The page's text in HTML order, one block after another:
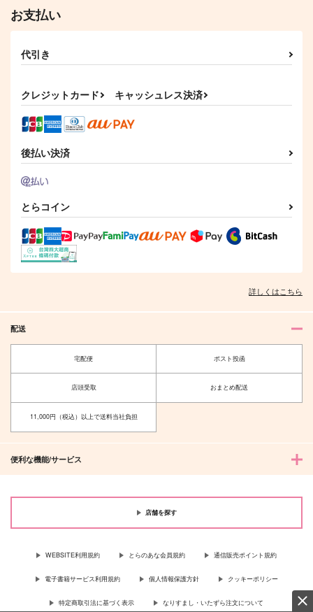
お支払い
代引き
クレジットカード キャッシュレス決済
後払い決済
とらコイン
詳しくはこちら
配送
宅配便 ポスト投函
店頭受取 おまとめ配送
11,000円（税込）以上で送料当社負担
便利な機能/サービス
店舗を探す
WEBSITE利用規約 とらのあな会員規約 通信販売ポイント規約
電子書籍サービス利用規約 個人情報保護方針 クッキーポリシー
特定商取引法に基づく表示 なりすまし・いたずら注文について